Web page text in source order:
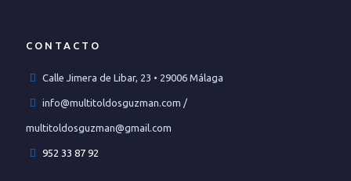
CONTACTO
Calle Jimera de Libar, 23 • 29006 Málaga
info@multitoldosguzman.com /
multitoldosguzman@gmail.com
952 33 87 92